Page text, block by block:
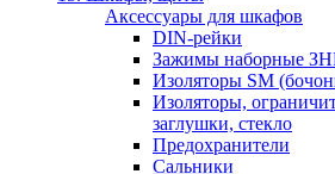
Аксессуары для шкафов
DIN-рейки
Зажимы наборные
Изоляторы SM
Изоляторы,
заглушки, стекло
Предохранители
Сальники